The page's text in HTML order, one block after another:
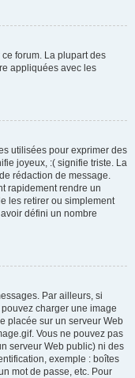
forum. La plupart des
appliquées avec les
utilisées pour exprimer des
joyeux, :( signifie triste. La
rédaction de message.
rapidement rendre un
les retirer ou simplement
défini un nombre
Par ailleurs, si
charger une image
placée sur un serveur Web
Vous ne pouvez pas
serveur Web public) ni des
exemple : boîtes
mot de passe, etc. Pour